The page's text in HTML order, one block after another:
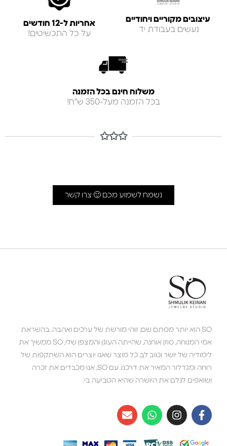
עיצובים מקוריים ויחודיים
נעשים בעבודת יד
אחריות ל-12 חודשים
על כל התכשיטים!
משלוח חינם בכל הזמנה
בכל הזמנה מעל-350 ש"ח!
✩✩✩
נשמח לשמוע מכם 🙂 צרו קשר
SO הוא יותר מסתם שם; זוהי מורשת של ערכים ואהבה. בהשראת
אמי המנוחה, סוזן אוחנה, שהייתה העוגן והמצפן שלי, SO ממשיך את
לימודיה של יושר וטוב לב. כל מוצר שאנו יוצרים הוא השתקפות של
רוחה ומגדלור המאיר את דרכנו. עם SO, אנו מכבדים את זכרה
ושואפים לגלם את היושרה שהיא הטביעה בי.